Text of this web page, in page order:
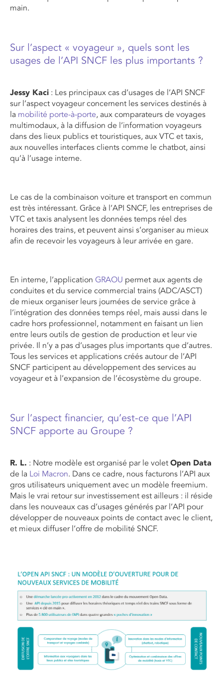
main.
Sur l’aspect « voyageur », quels sont les
usages de l’API SNCF les plus importants ?
Jessy Kaci : Les principaux cas d’usages de l’API SNCF
sur l’aspect voyageur concernent les services destinés à
la mobilité porte-à-porte, aux comparateurs de voyages
multimodaux, à la diffusion de l’information voyageurs
dans des lieux publics et touristiques, aux VTC et taxis,
aux nouvelles interfaces clients comme le chatbot, ainsi
qu’à l’usage interne.
Le cas de la combinaison voiture et transport en commun
est très intéressant. Grâce à l’API SNCF, les entreprises de
VTC et taxis analysent les données temps réel des
horaires des trains, et peuvent ainsi s’organiser au mieux
afin de recevoir les voyageurs à leur arrivée en gare.
En interne, l’application GRAOU permet aux agents de
conduites et du service commercial trains (ADC/ASCT)
de mieux organiser leurs journées de service grâce à
l’intégration des données temps réel, mais aussi dans le
cadre hors professionnel, notamment en faisant un lien
entre leurs outils de gestion de production et leur vie
privée. Il n’y a pas d’usages plus importants que d’autres.
Tous les services et applications créés autour de l’API
SNCF participent au développement des services au
voyageur et à l’expansion de l’écosystème du groupe.
Sur l’aspect financier, qu’est-ce que l’API
SNCF apporte au Groupe ?
R. L. : Notre modèle est organisé par le volet Open Data
de la Loi Macron. Dans ce cadre, nous facturons l’API aux
gros utilisateurs uniquement avec un modèle freemium.
Mais le vrai retour sur investissement est ailleurs : il réside
dans les nouveaux cas d’usages générés par l’API pour
développer de nouveaux points de contact avec le client,
et mieux diffuser l’offre de mobilité SNCF.